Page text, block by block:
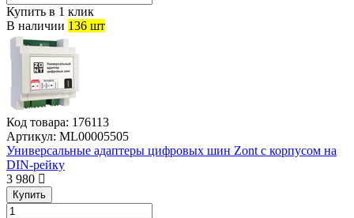
Купить в 1 клик
В наличии 136 шт
Код товара: 176113
Артикул: ML00005505
Универсальные адаптеры цифровых шин Zont с корпусом на
DIN-рейку
3 980
Купить